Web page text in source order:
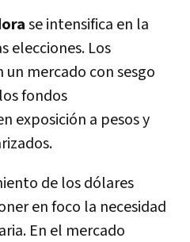
se intensifica en la
elecciones. Los
mercado con sesgo
fondos
exposición a pesos y
de los dólares
en foco la necesidad
En el mercado